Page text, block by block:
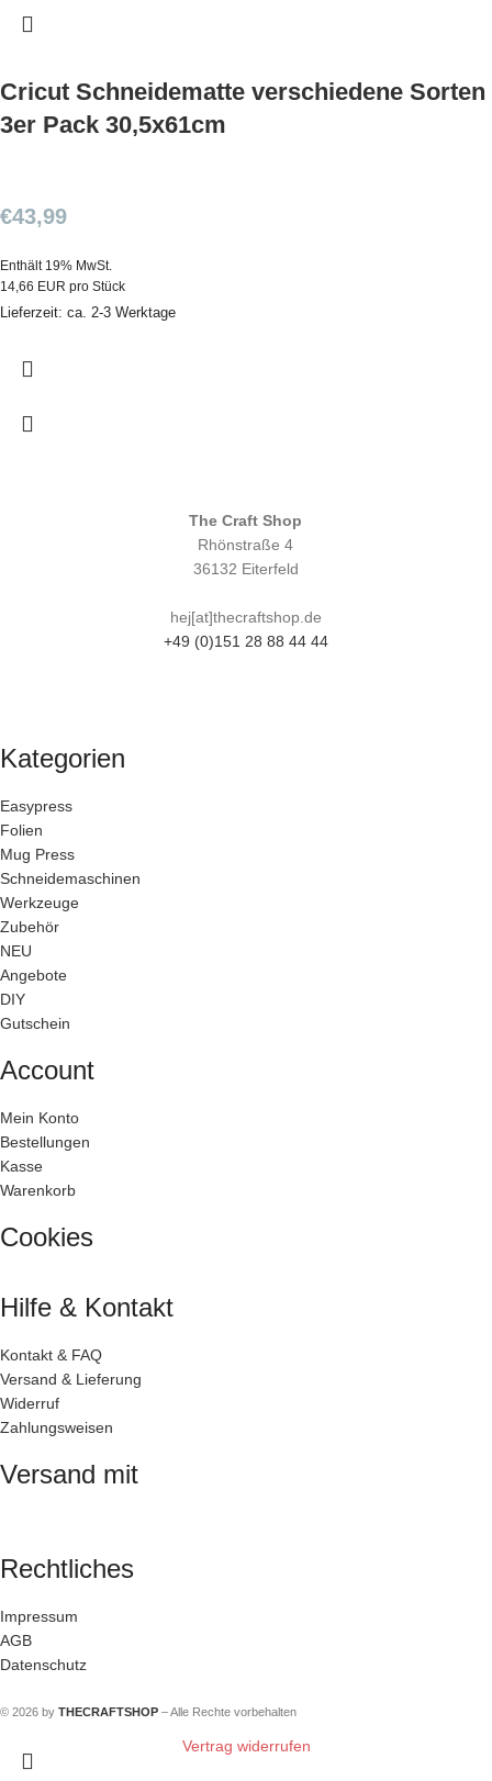
Cricut Schneidematte verschiedene Sorten
3er Pack 30,5x61cm
€43,99
Enthält 19% MwSt.
14,66 EUR pro Stück
Lieferzeit: ca. 2-3 Werktage
The Craft Shop
Rhönstraße 4
36132 Eiterfeld
hej[at]thecraftshop.de
+49 (0)151 28 88 44 44
Kategorien
Easypress
Folien
Mug Press
Schneidemaschinen
Werkzeuge
Zubehör
NEU
Angebote
DIY
Gutschein
Account
Mein Konto
Bestellungen
Kasse
Warenkorb
Cookies
Hilfe & Kontakt
Kontakt & FAQ
Versand & Lieferung
Widerruf
Zahlungsweisen
Versand mit
Rechtliches
Impressum
AGB
Datenschutz
© 2026 by THECRAFTSHOP – Alle Rechte vorbehalten
Vertrag widerrufen